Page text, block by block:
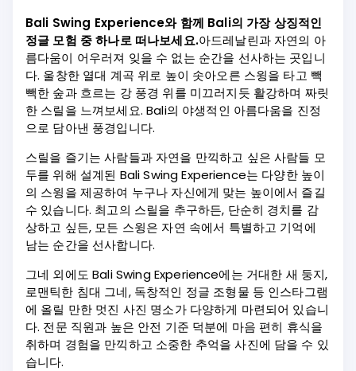
Bali Swing Experience와 함께 Bali의 가장 상징적인
정글 모험 중 하나로 떠나보세요.아드레날린과 자연의 아
름다움이 어우러져 잊을 수 없는 순간을 선사하는 곳입니
다. 울창한 열대 계곡 위로 높이 솟아오른 스윙을 타고 빽
빽한 숲과 흐르는 강 풍경 위를 미끄러지듯 활강하며 짜릿
한 스릴을 느껴보세요. Bali의 야생적인 아름다움을 진정
으로 담아낸 풍경입니다.
스릴을 즐기는 사람들과 자연을 만끽하고 싶은 사람들 모
두를 위해 설계된 Bali Swing Experience는 다양한 높이
의 스윙을 제공하여 누구나 자신에게 맞는 높이에서 즐길
수 있습니다. 최고의 스릴을 추구하든, 단순히 경치를 감
상하고 싶든, 모든 스윙은 자연 속에서 특별하고 기억에
남는 순간을 선사합니다.
그네 외에도 Bali Swing Experience에는 거대한 새 둥지,
로맨틱한 침대 그네, 독창적인 정글 조형물 등 인스타그램
에 올릴 만한 멋진 사진 명소가 다양하게 마련되어 있습니
다. 전문 직원과 높은 안전 기준 덕분에 마음 편히 휴식을
취하며 경험을 만끽하고 소중한 추억을 사진에 담을 수 있
습니다.